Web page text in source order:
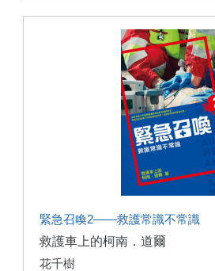
緊急召喚2——救護常識不常識
救護車上的柯南．道爾
花千樹